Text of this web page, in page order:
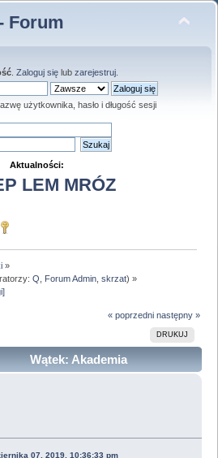
Forum
. Zaloguj sięlub zarejestruj.
użytkownika, hasło i długość sesji
Aktualności:
LEM MRÓZ
»
Q Forum Admin ,skrzat) »
« poprzedni następny »
DRUKUJ
Wątek: Akademia
(Przeczytany 756020 razy)
07, 2019, 10:36:33 pm